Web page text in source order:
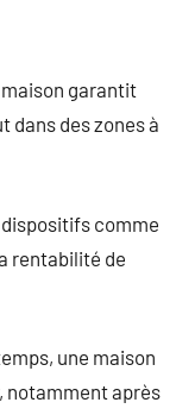
garantit
dans des zones à
comme
rentabilité de
une maison
notamment après